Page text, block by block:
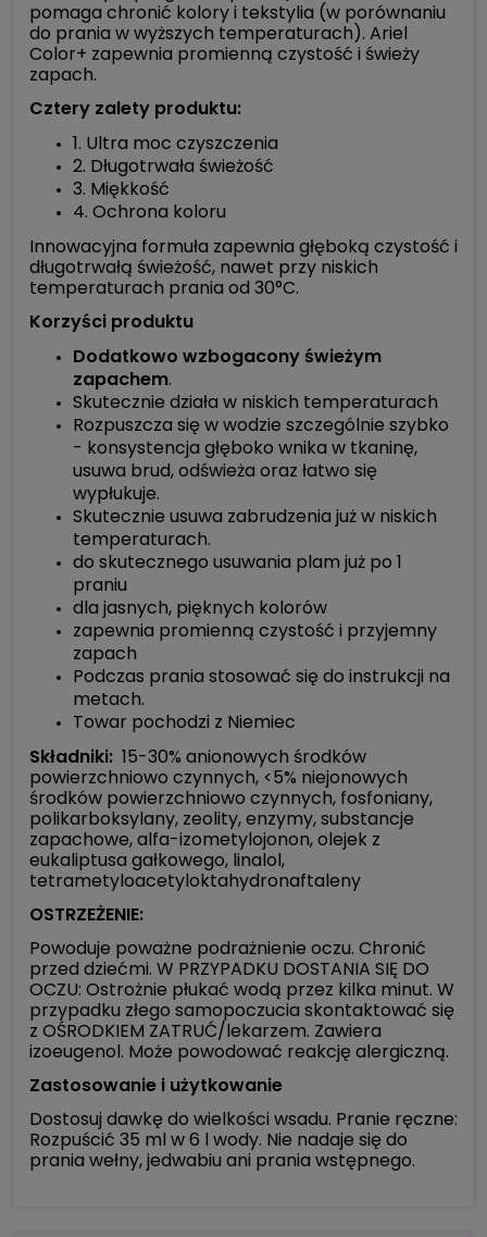
pomaga chronić kolory i tekstylia (w porównaniu
do prania w wyższych temperaturach). Ariel
Color+ zapewnia promienną czystość i świeży
zapach.
Cztery zalety produktu:
1. Ultra moc czyszczenia
2. Długotrwała świeżość
3. Miękkość
4. Ochrona koloru
Innowacyjna formuła zapewnia głęboką czystość i
długotrwałą świeżość, nawet przy niskich
temperaturach prania od 30°C.
Korzyści produktu
Dodatkowo wzbogacony świeżym
zapachem.
Skutecznie działa w niskich temperaturach
Rozpuszcza się w wodzie szczególnie szybko
- konsystencja głęboko wnika w tkaninę,
usuwa brud, odświeża oraz łatwo się
wypłukuje.
Skutecznie usuwa zabrudzenia już w niskich
temperaturach.
do skutecznego usuwania plam już po 1
praniu
dla jasnych, pięknych kolorów
zapewnia promienną czystość i przyjemny
zapach
Podczas prania stosować się do instrukcji na
metach.
Towar pochodzi z Niemiec
Składniki: 15-30% anionowych środków
powierzchniowo czynnych, <5% niejonowych
środków powierzchniowo czynnych, fosfoniany,
polikarboksylany, zeolity, enzymy, substancje
zapachowe, alfa-izometylojonon, olejek z
eukaliptusa gałkowego, linalol,
tetrametyloacetyloktahydronaftaleny
OSTRZEŻENIE:
Powoduje poważne podrażnienie oczu. Chronić
przed dziećmi. W PRZYPADKU DOSTANIA SIĘ DO
OCZU: Ostrożnie płukać wodą przez kilka minut. W
przypadku złego samopoczucia skontaktować się
z OŚRODKIEM ZATRUĆ/lekarzem. Zawiera
izoeugenol. Może powodować reakcję alergiczną.
Zastosowanie i użytkowanie
Dostosuj dawkę do wielkości wsadu. Pranie ręczne:
Rozpuścić 35 ml w 6 l wody. Nie nadaje się do
prania wełny, jedwabiu ani prania wstępnego.